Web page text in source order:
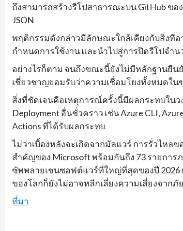
ถึงสามารถสร้างรีโปสาธารณะบน GitHub
JSON
พฤติกรรมดังกล่าวมีลักษณะใกล้เคียงกับสิ่งที่อ
กำหนดการใช้งาน และนำไปสู่การปิดรีโปจำ
อย่างไรก็ตาม จนถึงขณะนี้ยังไม่มีหลักฐานยืน
เชี่ยวชาญยอมรับว่าความเชื่อมโยงทั้งหมดใ
สิ่งที่ชัดเจนคือเหตุการณ์ครั้งนี้มีผลกระทบใน
Deployment อื่นชั่วคราว เช่น Azure CLI,
Actions ที่ได้รับผลกระทบ
ไม่ว่าเบื้องหลังจะเกิดจากมัลแวร์ การรั่วไห
สำคัญของ Microsoft พร้อมกันถึง 73 รายกา
ซัพพลายเชนซอฟต์แวร์ที่ใหญ่ที่สุดของปี
ของโลกก็ยังไม่อาจหลีกเลี่ยงความเสี่ยงจาก
ที่มา